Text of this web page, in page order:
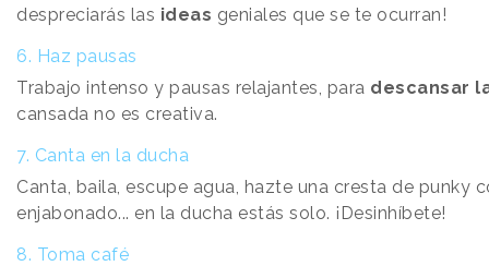
despreciarás las ideas geniales que se te ocurran!
6. Haz pausas
Trabajo intenso y pausas relajantes, para descansar
cansada no es creativa.
7. Canta en la ducha
Canta, baila, escupe agua, hazte una cresta de punky
enjabonado... en la ducha estás solo. ¡Desinhíbete!
8. Toma café